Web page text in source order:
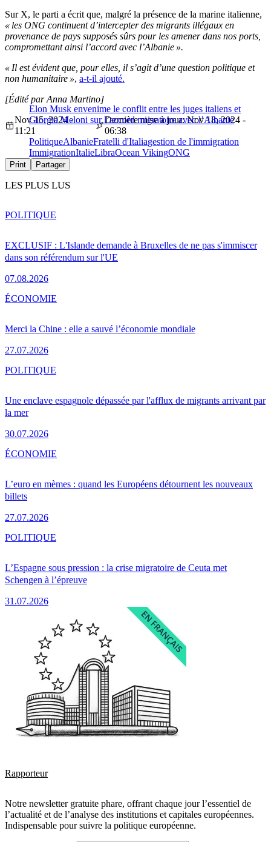
Sur X, le parti a écrit que, malgré la présence de la marine italienne,
« les ONG continuent d’intercepter des migrants illégaux en
provenance de pays supposés sûrs pour les amener dans nos ports,
compromettant ainsi l’accord avec l’Albanie ».
« Il est évident que, pour elles, il s’agit d’une question politique et
non humanitaire », a-t-il ajouté.
Elon Musk envenime le conflit entre les juges italiens et
Giorgia Meloni sur l’accord migratoire avec l’Albanie
[Édité par Anna Martino]
Nov 15, 2024 -
11:21
Dernière mise à jour: Nov 18, 2024 -
06:38
PolitiqueAlbanieFratelli d'Italiagestion de l'immigration
ImmigrationItalieLibraOcean VikingONG
Print Partager
LES PLUS LUS
EXCLUSIF : L'Islande demande à Bruxelles de ne pas s'immiscer
dans son référendum sur l'UE
07.08.2026
POLITIQUE
Merci la Chine : elle a sauvé l’économie mondiale
27.07.2026
ÉCONOMIE
Une enclave espagnole dépassée par l'afflux de migrants arrivant par
la mer
30.07.2026
POLITIQUE
L’euro en mèmes : quand les Européens détournent les nouveaux
billets
27.07.2026
ÉCONOMIE
L’Espagne sous pression : la crise migratoire de Ceuta met
Schengen à l’épreuve
31.07.2026
POLITIQUE
Rapporteur
Notre newsletter gratuite phare, offrant chaque jour l’essentiel de
l’actualité et de l’analyse des institutions et capitales européennes.
Indispensable pour suivre la politique européenne.